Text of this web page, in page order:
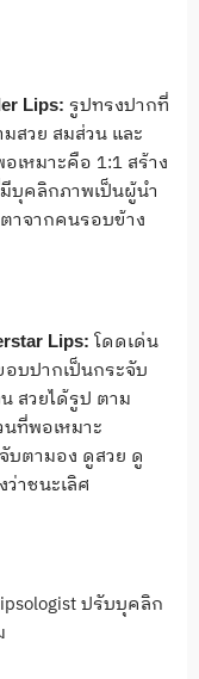
Lips: รูปทรงปากที่
สวย สมส่วน และ
เหมาะคือ 1:1 สร้าง
บุคลิกภาพเป็นผู้นำ
าจากคนรอบข้าง
Lips: โดดเด่น
บปากเป็นกระจับ
สวยได้รูป ตาม
ที่พอเหมาะ
ตามอง ดูสวย ดู
าชนะเลิศ
ปรับบุคลิก